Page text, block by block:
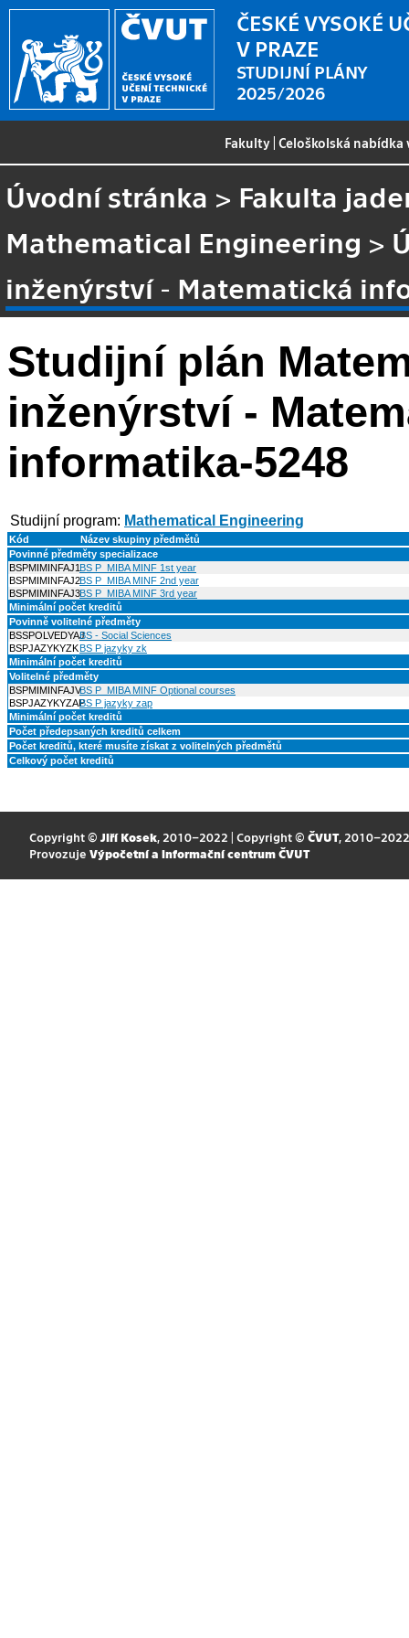
ČESKÉ VYSOKÉ
V PRAZE
STUDIJNÍ PLÁNY
2025/2026
Fakulty |Celoškolská
Úvodní stránka > Fakulta
Mathematical Engineering >
inženýrství - Matematická
Studijní plán
inženýrství -
informatika-5248
Studijní program: Mathematical Engineering
Kód
Název skupiny předmětů
Povinné předměty specializace
BSPMIMINFAJ1BS P_MIBA MINF 1st year
BSPMIMINFAJ2BS P_MIBA MINF 2nd year
BSPMIMINFAJ3BS P_MIBA MINF 3rd year
Minimální počet kreditů
Povinně volitelné předměty
BSSPOLVEDYAJBS - Social Sciences
BSPJAZYKYZK BS P jazyky zk
Minimální počet kreditů
Volitelné předměty
BSPMIMINFAJVBS P_MIBA MINF Optional courses
BSPJAZYKYZAPBS P jazyky zap
Minimální počet kreditů
Počet předepsaných kreditů celkem
Počet kreditů, které musíte získat z volitelných předmětů
Celkový počet kreditů
Copyright © Jiří Kosek, 2010–2022 | Copyright © ČVUT, 2010–2022
Provozuje Výpočetní a informační centrum ČVUT